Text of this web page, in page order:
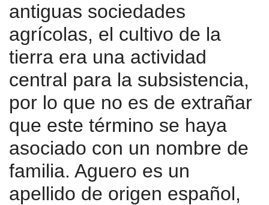
antiguas sociedades
agrícolas, el cultivo de la
tierra era una actividad
central para la subsistencia,
por lo que no es de extrañar
que este término se haya
asociado con un nombre de
familia. Aguero es un
apellido de origen español,